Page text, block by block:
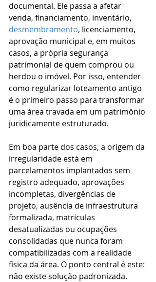
documental. Ele passa a afetar
venda, financiamento, inventário,
desmembramento, licenciamento,
aprovação municipal e, em muitos
casos, a própria segurança
patrimonial de quem comprou ou
herdou o imóvel. Por isso, entender
como regularizar loteamento antigo
é o primeiro passo para transformar
uma área travada em um patrimônio
juridicamente estruturado.
Em boa parte dos casos, a origem da
irregularidade está em
parcelamentos implantados sem
registro adequado, aprovações
incompletas, divergências de
projeto, ausência de infraestrutura
formalizada, matrículas
desatualizadas ou ocupações
consolidadas que nunca foram
compatibilizadas com a realidade
física da área. O ponto central é este:
não existe solução padronizada.